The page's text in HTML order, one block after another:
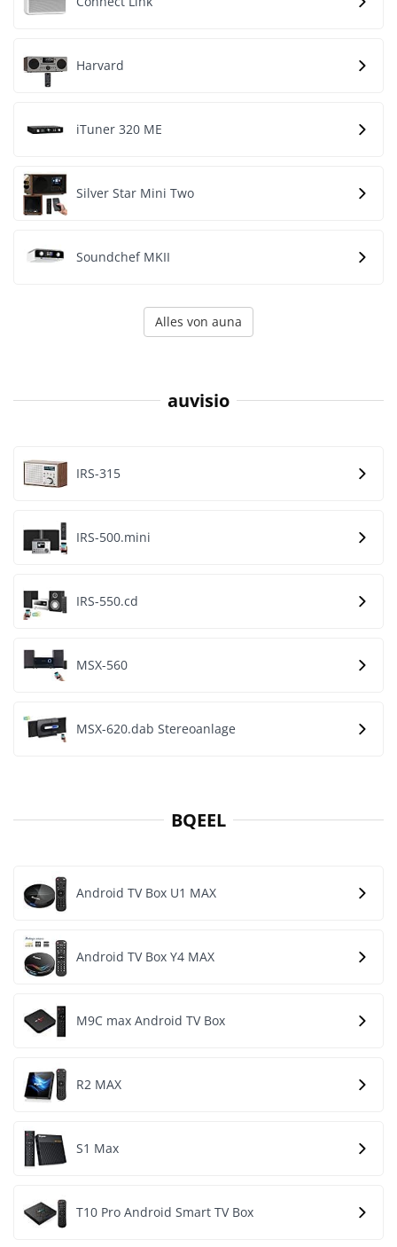
Harvard
iTuner 320 ME
Silver Star Mini Two
Soundchef MKII
Alles von auna
auvisio
IRS-315
IRS-500.mini
IRS-550.cd
MSX-560
MSX-620.dab Stereoanlage
BQEEL
Android TV Box U1 MAX
Android TV Box Y4 MAX
M9C max Android TV Box
R2 MAX
S1 Max
T10 Pro Android Smart TV Box